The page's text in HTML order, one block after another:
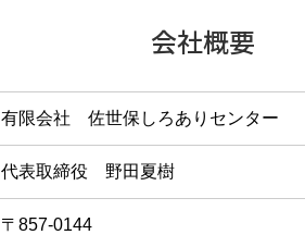
会社概要
有限会社 佐世保しろありセンター
代表取締役 野田夏樹
〒857-0144